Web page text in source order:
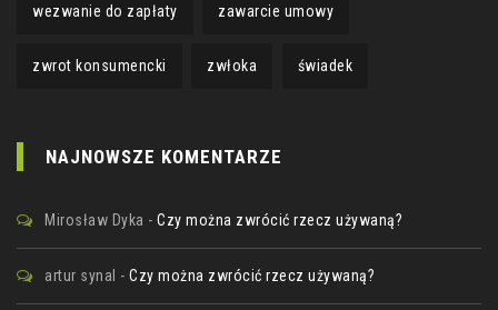
wezwanie do zapłaty zawarcie umowy
zwrot konsumencki zwłoka świadek
NAJNOWSZE KOMENTARZE
Mirosław Dyka - Czy można zwrócić rzecz używaną?
artur synal - Czy można zwrócić rzecz używaną?